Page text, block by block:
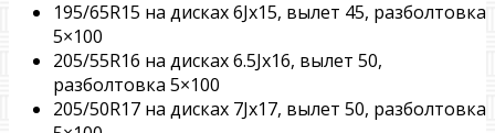
195/65R15 на дисках 6Jx15, вылет 45, разболтовка
5×100
205/55R16 на дисках 6.5Jx16, вылет 50,
разболтовка 5×100
205/50R17 на дисках 7Jx17, вылет 50, разболтовка